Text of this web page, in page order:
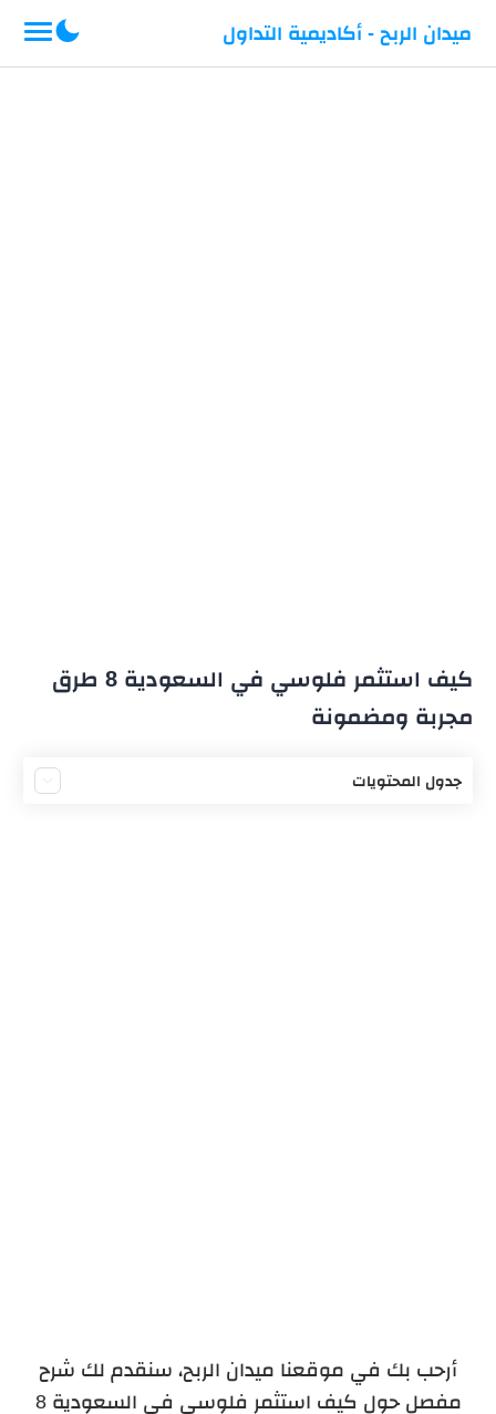
ميدان الربح - أكاديمية التداول
كيف استثمر فلوسي في السعودية 8 طرق
مجربة ومضمونة
جدول المحتويات
أرحب بك في موقعنا ميدان الربح، سنقدم لك شرح
مفصل حول كيف استثمر فلوسي في السعودية 8